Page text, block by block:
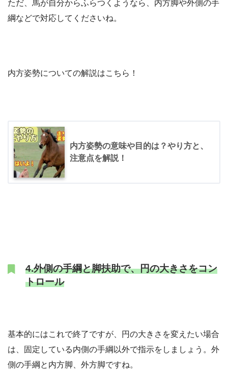
ただ、馬が自分からふらつくようなら、内方脚や外側の手
綱などで対応してくださいね。
内方姿勢についての解説はこちら！
内方姿勢の意味や目的は？やり方と、
注意点を解説！
4.外側の手綱と脚扶助で、円の大きさをコン
トロール
基本的にはこれで終了ですが、円の大きさを変えたい場合
は、固定している内側の手綱以外で指示をしましょう。外
側の手綱と内方脚、外方脚ですね。